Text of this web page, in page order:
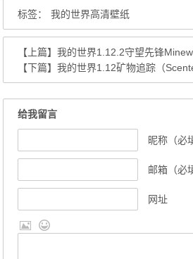
标签： 我的世界高清壁纸
【上篇】我的世界1.12.2守望先锋
【下篇】我的世界1.12矿物追踪（
给我留言
昵称（必
邮箱（必
网址